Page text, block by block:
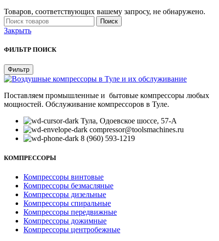
Товаров, соответствующих вашему запросу, не обнаружено.
Поиск
Закрыть
ФИЛЬТР ПОИСК
Фильтр
Поставляем промышленные и бытовые компрессоры любых
мощностей. Обслуживание компрессоров в Туле.
Тула, Одоевское шоссе, 57-А
compressor@toolsmachines.ru
8 (960) 593-1219
КОМПРЕССОРЫ
Компрессоры винтовые
Компрессоры безмасляные
Компрессоры дизельные
Компрессоры спиральные
Компрессоры передвижные
Компрессоры дожимные
Компрессоры центробежные